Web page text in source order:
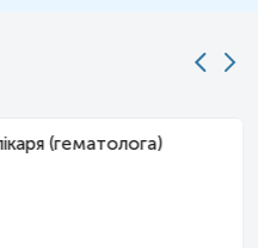
(гематолога)